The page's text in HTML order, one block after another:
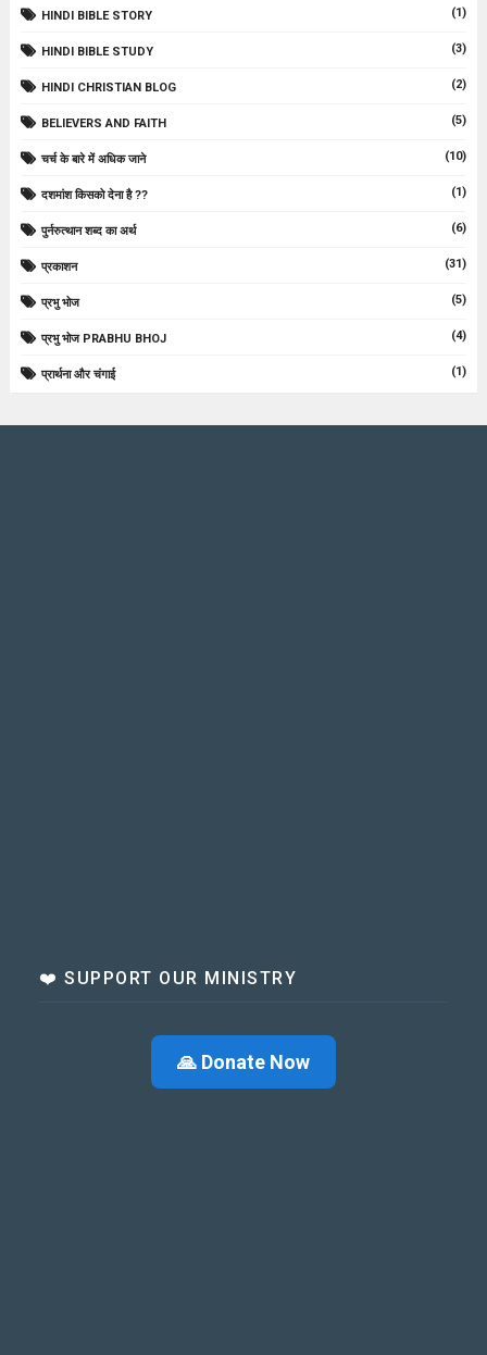
HINDI BIBLE STORY (1)
HINDI BIBLE STUDY (3)
HINDI CHRISTIAN BLOG (2)
BELIEVERS AND FAITH (5)
चर्च के बारे में अधिक जाने (10)
दशमांश किसको देना है ?? (1)
पुर्नरुत्थान शब्द का अर्थ (6)
प्रकाशन (31)
प्रभु भोज (5)
प्रभु भोज PRABHU BHOJ (4)
प्रार्थना और चंगाई (1)
❤️ SUPPORT OUR MINISTRY
🙏 Donate Now